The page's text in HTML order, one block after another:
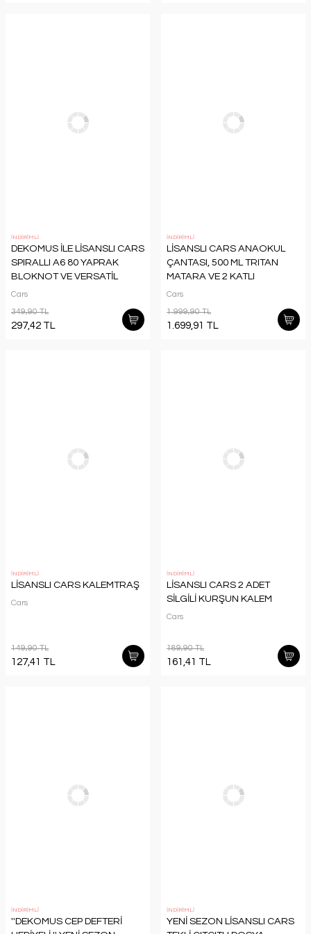
İNDİRİMLİ
DEKOMUS İLE LİSANSLI CARS
SPIRALLI A6 80 YAPRAK
BLOKNOT VE VERSATİL
UÇLU KALEM 0.7 MM 2'LİSİ
Cars
349,90 TL
297,42 TL
İNDİRİMLİ
LİSANSLI CARS ANAOKUL
ÇANTASI, 500 ML TRITAN
MATARA VE 2 KATLI
BESLENME KUTUSU/LUNCH
Cars
1.999,90 TL
1.699,91 TL
İNDİRİMLİ
LİSANSLI CARS KALEMTRAŞ
Cars
149,90 TL
127,41 TL
İNDİRİMLİ
LİSANSLI CARS 2 ADET
SİLGİLİ KURŞUN KALEM
Cars
189,90 TL
161,41 TL
İNDİRİMLİ
''DEKOMUS CEP DEFTERİ
İNDİRİMLİ
YENİ SEZON LİSANSLI CARS